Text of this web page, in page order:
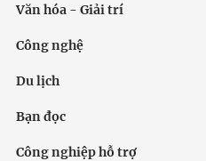
Văn hóa - Giải trí
Công nghệ
Du lịch
Bạn đọc
Công nghiệp hỗ trợ